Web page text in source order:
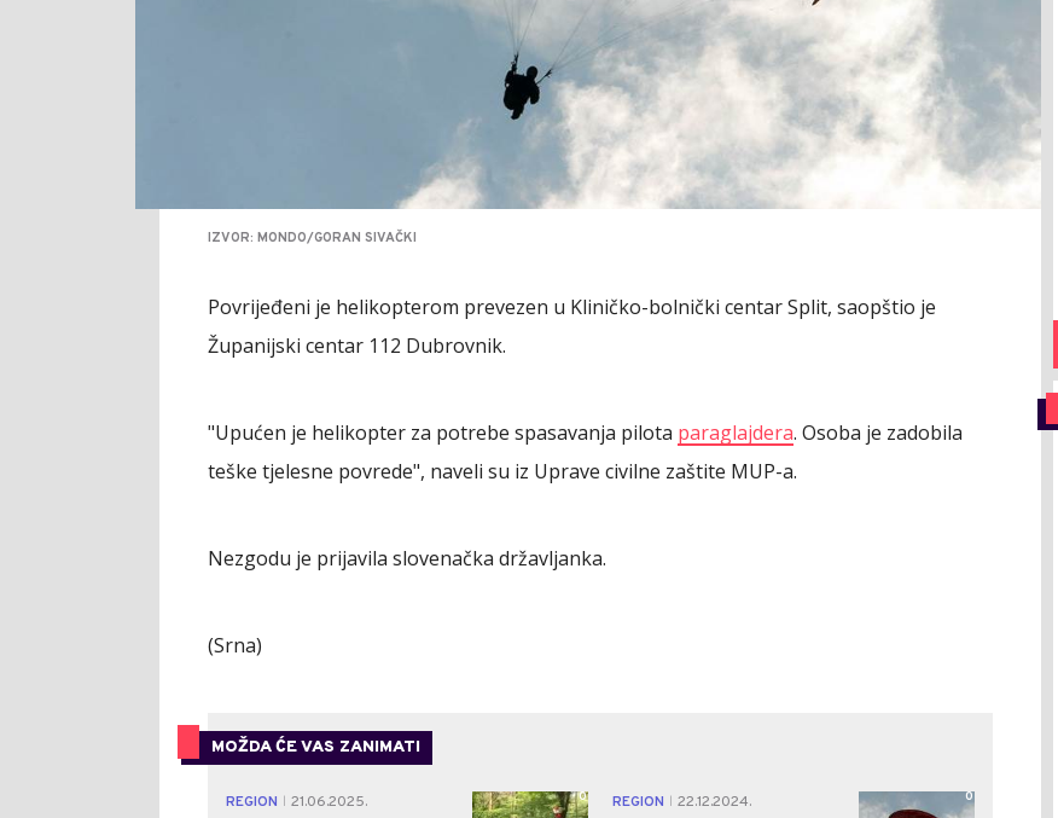
IZVOR: MONDO/GORAN SIVAČKI
Povrijeđeni je helikopterom prevezen u Kliničko-bolnički centar Split, saopštio je
Županijski centar 112 Dubrovnik.
"Upućen je helikopter za potrebe spasavanja pilota paraglajdera. Osoba je zadobila
teške tjelesne povrede", naveli su iz Uprave civilne zaštite MUP-a.
Nezgodu je prijavila slovenačka državljanka.
(Srna)
MOŽDA ĆE VAS ZANIMATI
REGION
21.06.2025.
0 REGION
22.12.2024.
0